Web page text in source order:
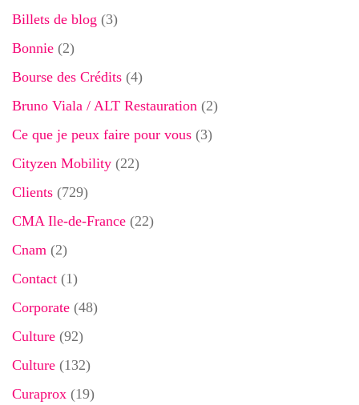
Billets de blog (3)
Bonnie (2)
Bourse des Crédits (4)
Bruno Viala / ALT Restauration (2)
Ce que je peux faire pour vous (3)
Cityzen Mobility (22)
Clients (729)
CMA Ile-de-France (22)
Cnam (2)
Contact (1)
Corporate (48)
Culture (92)
Culture (132)
Curaprox (19)